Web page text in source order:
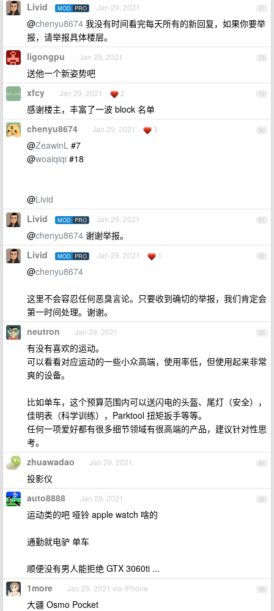
77
Livid MOD PRO Jan 29, 2021
@chenyu8674 我没有时间看完每天所有的新回复，如果你要举
报，请举报具体楼层。
78
ligongpu Jan 29, 2021
送他一个新姿势吧
79
xfcy Jan 29, 2021 2
感谢楼主，丰富了一波 block 名单
80
chenyu8674 Jan 29, 2021 3
@ZeawinL #7
@woaiqiqi #18
@Livid
81
Livid MOD PRO Jan 29, 2021
@chenyu8674 谢谢举报。
82
Livid MOD PRO Jan 29, 2021 1
@chenyu8674
这里不会容忍任何恶臭言论。只要收到确切的举报，我们肯定会
第一时间处理。谢谢。
83
neutron Jan 29, 2021
有没有喜欢的运动。
可以看看对应运动的一些小众高端，使用率低，但使用起来非常
爽的设备。
比如单车，这个预算范围内可以送闪电的头盔、尾灯（安全），
佳明表（科学训练），Parktool 扭矩扳手等等。
任何一项爱好都有很多细节领域有很高端的产品，建议针对性思
考。
84
zhuawadao Jan 29, 2021
投影仪
85
auto8888 Jan 29, 2021
运动类的吧 哑铃 apple watch 啥的
通勤就电驴 单车
顺便没有男人能拒绝 GTX 3060ti ...
86
1more Jan 29, 2021 via iPhone
大疆 Osmo Pocket